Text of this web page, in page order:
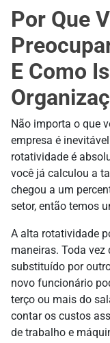
Por Que
E Como
Não importa o que
empresa é
rotatividade é
você já calculou a
chegou a um
setor, então temos
A alta rotatividade
maneiras. Toda
substituído por
novo funcionário
terço ou mais do
contar os custos
de trabalho e